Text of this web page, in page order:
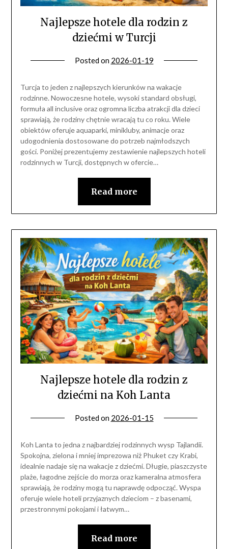
Najlepsze hotele dla rodzin z
dziećmi w Turcji
Posted on 2026-01-19
Turcja to jeden z najlepszych kierunków na wakacje
rodzinne. Nowoczesne hotele, wysoki standard obsługi,
formuła all inclusive oraz ogromna liczba atrakcji dla dzieci
sprawiają, że rodziny chętnie wracają tu co roku. Wiele
obiektów oferuje aquaparki, minikluby, animacje oraz
udogodnienia dostosowane do potrzeb najmłodszych
gości. Poniżej prezentujemy zestawienie najlepszych hoteli
rodzinnych w Turcji, dostępnych w ofercie…
Read more
Najlepsze hotele dla rodzin z
dziećmi na Koh Lanta
Posted on 2026-01-15
Koh Lanta to jedna z najbardziej rodzinnych wysp Tajlandii.
Spokojna, zielona i mniej imprezowa niż Phuket czy Krabi,
idealnie nadaje się na wakacje z dziećmi. Długie, piaszczyste
plaże, łagodne zejście do morza oraz kameralna atmosfera
sprawiają, że rodziny mogą tu naprawdę odpocząć. Wyspa
oferuje wiele hoteli przyjaznych dzieciom – z basenami,
przestronnymi pokojami i łatwym…
Read more